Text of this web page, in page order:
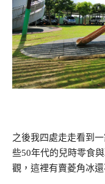
之後我四處走走看到一
些50年代的兒時零食
觀，這裡有賣菱角冰